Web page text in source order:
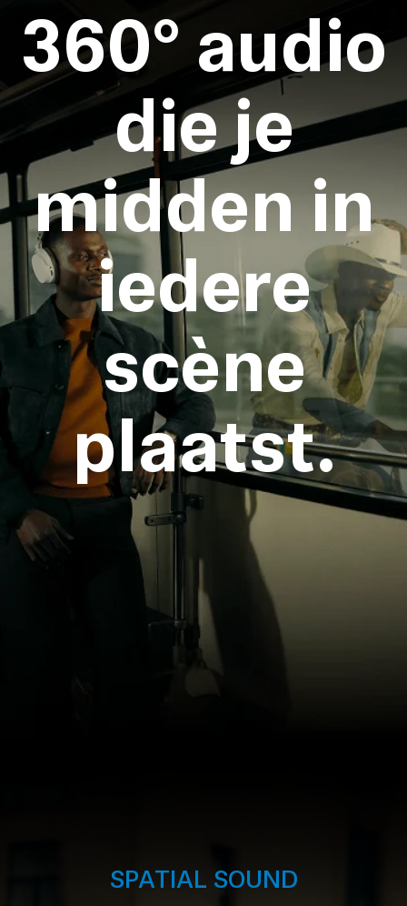
360° audio
die je
midden in
iedere
scène
plaatst.
SPATIAL SOUND
Inloggen vereist
Meld u aan bij uw account om producten aan uw
verlanglijst toe te voegen en uw eerder
opgeslagen artikelen te bekijken.